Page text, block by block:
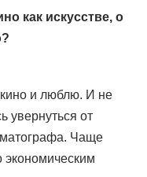
как искусстве, о
и люблю. И не
увернуться от
Чаще
экономическим